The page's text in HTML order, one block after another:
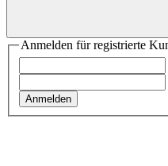
Anmelden für registrierte
Anmelden